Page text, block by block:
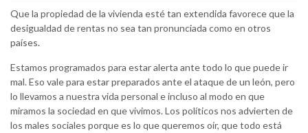
Que la propiedad de la vivienda esté tan extendida favorece que la
desigualdad de rentas no sea tan pronunciada como en otros
países.
Estamos programados para estar alerta ante todo lo que puede ir
mal. Eso vale para estar preparados ante el ataque de un león, pero
lo llevamos a nuestra vida personal e incluso al modo en que
miramos la sociedad en que vivimos. Los políticos nos advierten de
los males sociales porque es lo que queremos oír, que todo está